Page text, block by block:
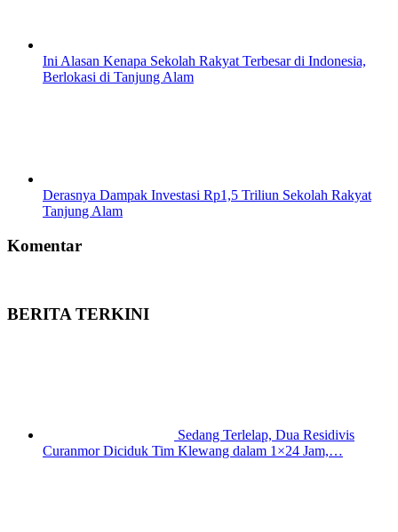
Ini Alasan Kenapa Sekolah Rakyat Terbesar di Indonesia,
Berlokasi di Tanjung Alam
Derasnya Dampak Investasi Rp1,5 Triliun Sekolah Rakyat
Tanjung Alam
Komentar
BERITA TERKINI
Sedang Terlelap, Dua Residivis
Curanmor Diciduk Tim Klewang dalam 1×24 Jam,…